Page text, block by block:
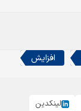
افزایش
لینکدین